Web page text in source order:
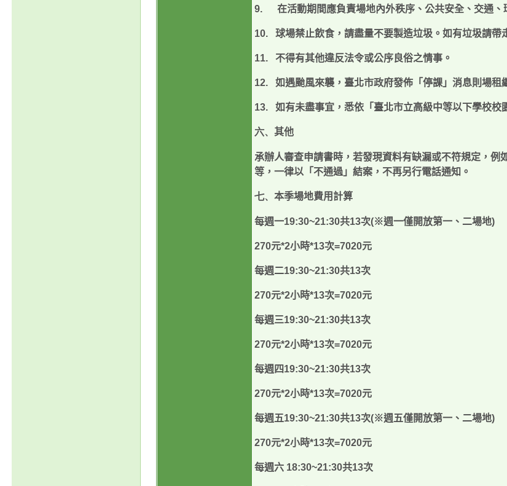
9. 在活動期間應負責場地內外秩序、公共安全、交通
10. 球場禁止飲食，請盡量不要製造垃圾。如有垃圾請帶
11. 不得有其他違反法令或公序良俗之情事。
12. 如遇颱風來襲，臺北市政府發佈「停課」消息則場租
13. 如有未盡事宜，悉依「臺北市立高級中等以下學校校
六、 其他
承辦人審查申請書時，若發現資料有缺漏或不符規定，例
等，一律以「不通過」結案， 不再另行電話通知 。
七、 本季場地費用計算
每週一19:30~21:30共13次(※週一僅開放第一、二場地)
270元*2小時*13次=7020元
每週二19:30~21:30共13次
270元*2小時*13次=7020元
每週三19:30~21:30共13次
270元*2小時*13次=7020元
每週四19:30~21:30共13次
270元*2小時*13次=7020元
每週五19:30~21:30共13次(※週五僅開放第一、二場地)
270元*2小時*13次=7020元
每週六 18:30~21:30共13次